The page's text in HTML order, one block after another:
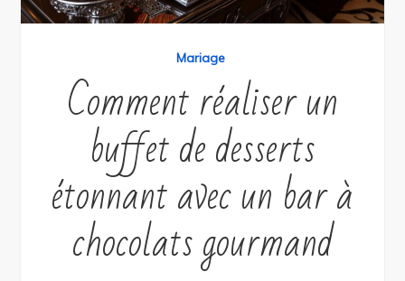
Mariage
Comment réaliser un
buffet de desserts
étonnant avec un bar à
chocolats gourmand